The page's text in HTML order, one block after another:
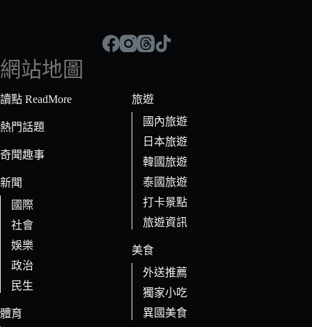
符
合
條
的
果
網站地圖
讀點 ReadMore
熱門話題
奇聞趣事
新聞
國際
社會
娛樂
政治
民生
體育
旅遊
國內旅遊
日本旅遊
韓國旅遊
泰國旅遊
打卡景點
旅遊資訊
美食
外送推薦
獨家小吃
異國美食